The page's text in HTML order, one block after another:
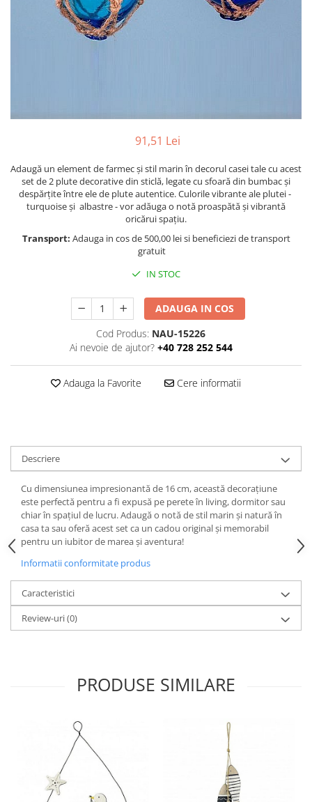
Barci, vapoare, ambarcatiuni
91,51 Lei
Adaugă un element de farmec și stil marin în decorul casei tale cu acest
set de 2 plute decorative din sticlă, legate cu sfoară din bumbac și
despărțite între ele de plute autentice. Culorile vibrante ale plutei -
turquoise și albastre - vor adăuga o notă proaspătă și vibrantă
oricărui spațiu.
Transport: Adauga in cos de 500,00 lei si beneficiezi de transport
gratuit
IN STOC
ADAUGA IN COS
Cod Produs: NAU-15226
Ai nevoie de ajutor? +40 728 252 544
Adauga la Favorite Cere informatii
Descriere
Cu dimensiunea impresionantă de 16 cm, această decorațiune
este perfectă pentru a fi expusă pe perete în living, dormitor sau
chiar în spațiul de lucru. Adaugă o notă de stil marin și natură în
casa ta sau oferă acest set ca un cadou original și memorabil
pentru un iubitor de marea și aventura!
Informatii conformitate produs
Caracteristici
Review-uri(0)
PRODUSE SIMILARE